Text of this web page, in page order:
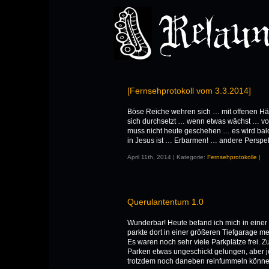
[Fernsehprotokoll vom 3.3.2014]
Böse Reiche wehren sich … mit offenen
sich durchsetzt … wenn etwas wächst …
muss nicht heute geschehen … es wird
in Jesus ist … Erbarmen! … andere
April 11th, 2014 | Kategorie: Fernsehprotokolle |
Querulantentum 1.0
Wunderbar! Heute befand ich mich in
parkte dort in einer größeren Tiefgarage
Es waren noch sehr viele Parkplätze frei.
Parken etwas ungeschickt gelungen, aber
trotzdem noch daneben reinfummeln